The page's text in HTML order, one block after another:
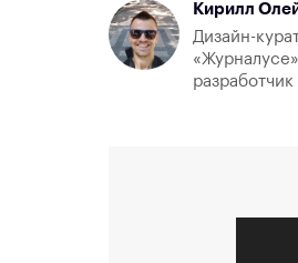
Кирилл
Дизайн-
разработчик